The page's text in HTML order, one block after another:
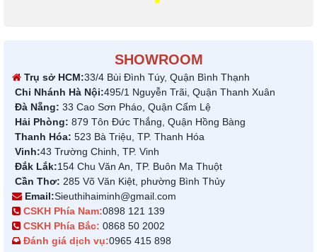
SHOWROOM
Trụ sở HCM:33/4 Bùi Đình Túy, Quận Bình Thạnh
Chi Nhánh Hà Nội:495/1 Nguyễn Trãi, Quận Thanh Xuân
Đà Nẵng: 33 Cao Sơn Pháo, Quận Cẩm Lệ
Hải Phòng: 879 Tôn Đức Thắng, Quận Hồng Bàng
Thanh Hóa: 523 Bà Triệu, TP. Thanh Hóa
Vinh:43 Trường Chinh, TP. Vinh
Đắk Lắk:154 Chu Văn An, TP. Buôn Ma Thuột
Cần Thơ: 285 Võ Văn Kiệt, phường Bình Thủy
Email:Sieuthihaiminh@gmail.com
CSKH Phía Nam:0898 121 139
CSKH Phía Bắc: 0868 50 2002
Đánh giá dịch vụ:0965 415 898